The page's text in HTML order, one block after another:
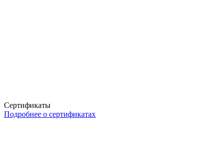
Сертификаты
Подробнее о сертификатах